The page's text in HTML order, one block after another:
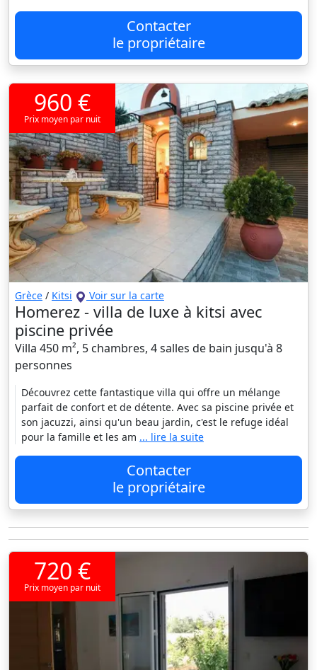
Contacter
le propriétaire
960 €
Prix moyen par nuit
Grèce / Kitsi Voir sur la carte
Homerez - villa de luxe à kitsi avec
piscine privée
Villa 450 m², 5 chambres, 4 salles de bain jusqu'à 8
personnes
Découvrez cette fantastique villa qui offre un mélange
parfait de confort et de détente. Avec sa piscine privée et
son jacuzzi, ainsi qu'un beau jardin, c'est le refuge idéal
pour la famille et les am ... lire la suite
Contacter
le propriétaire
720 €
Prix moyen par nuit